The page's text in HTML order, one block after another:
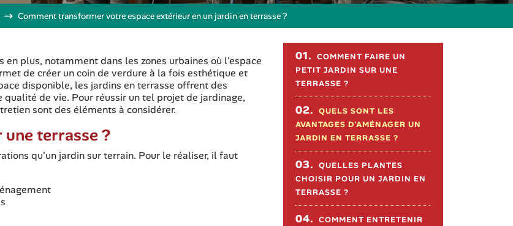
Comment transformer votre espace extérieur en un jardin en terrasse ?
plus, notamment dans les zones urbaines où l'espace
de créer un coin de verdure à la fois esthétique et
disponible, les jardins en terrasse offrent des
de vie. Pour réussir un tel projet de jardinage,
sont des éléments à considérer.
terrasse ?
qu'un jardin sur terrain. Pour le réaliser, il faut
Sommaire de l'article
01. COMMENT FAIRE UN
PETIT JARDIN SUR UNE
TERRASSE ?
02. QUELS SONT LES
AVANTAGES D'AMÉNAGER UN
JARDIN EN TERRASSE ?
03. QUELLES PLANTES
CHOISIR POUR UN JARDIN EN
TERRASSE ?
04. COMMENT ENTRETENIR